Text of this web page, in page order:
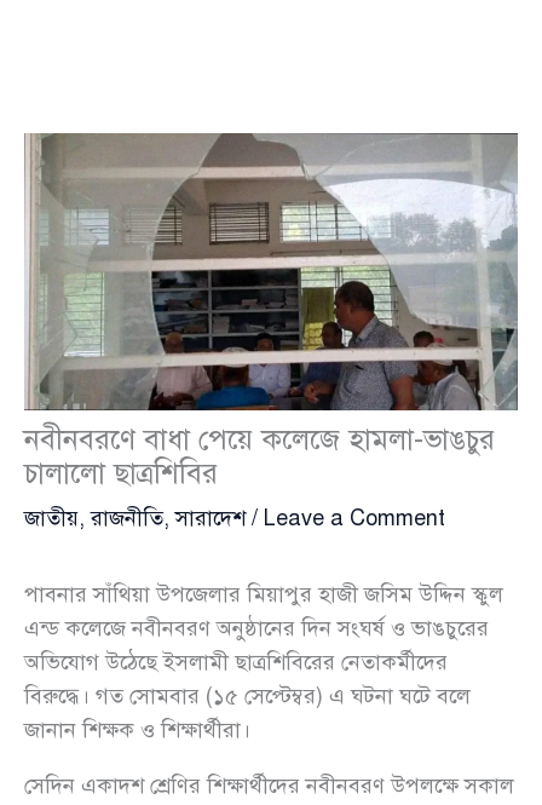
নবীনবরণে বাধা পেয়ে কলেজে হামলা-ভাঙচুর
চালালো ছাত্রশিবির
জাতীয়,রাজনীতি,সারাদেশ/ Leave a Comment
পাবনার সাঁথিয়া উপজেলার মিয়াপুর হাজী জসিম উদ্দিন স্কুল
এন্ড কলেজে নবীনবরণ অনুষ্ঠানের দিন সংঘর্ষ ও ভাঙচুরের
অভিযোগ উঠেছে ইসলামী ছাত্রশিবিরের নেতাকর্মীদের
বিরুদ্ধে। গত সোমবার (১৫ সেপ্টেম্বর) এ ঘটনা ঘটে বলে
জানান শিক্ষক ও শিক্ষার্থীরা।
সেদিন একাদশ শ্রেণির শিক্ষার্থীদের নবীনবরণ উপলক্ষে সকাল